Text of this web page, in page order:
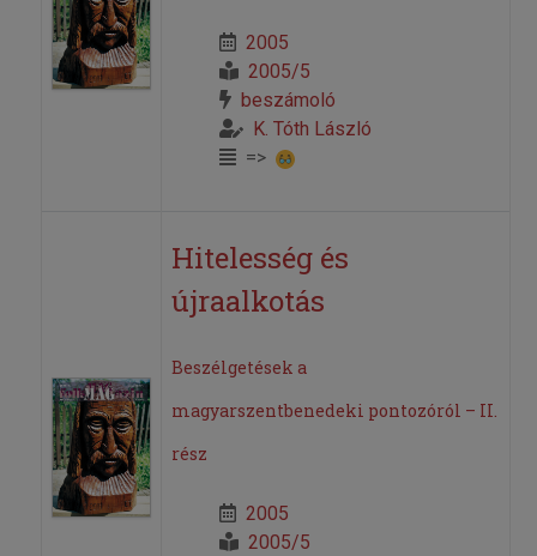
2005
2005/5
beszámoló
K. Tóth László
=>
Hitelesség és
újraalkotás
Beszélgetések a
magyarszentbenedeki pontozóról – II.
rész
2005
2005/5